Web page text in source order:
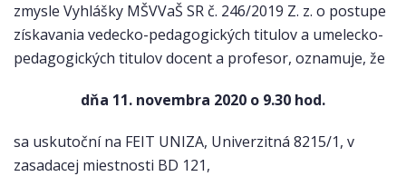
zmysle Vyhlášky MŠVVaŠ SR č. 246/2019 Z. z. o postupe
získavania vedecko-pedagogických titulov a umelecko-
pedagogických titulov docent a profesor, oznamuje, že
dňa 11. novembra 2020 o 9.30 hod.
sa uskutoční na FEIT UNIZA, Univerzitná 8215/1, v
zasadacej miestnosti BD 121,